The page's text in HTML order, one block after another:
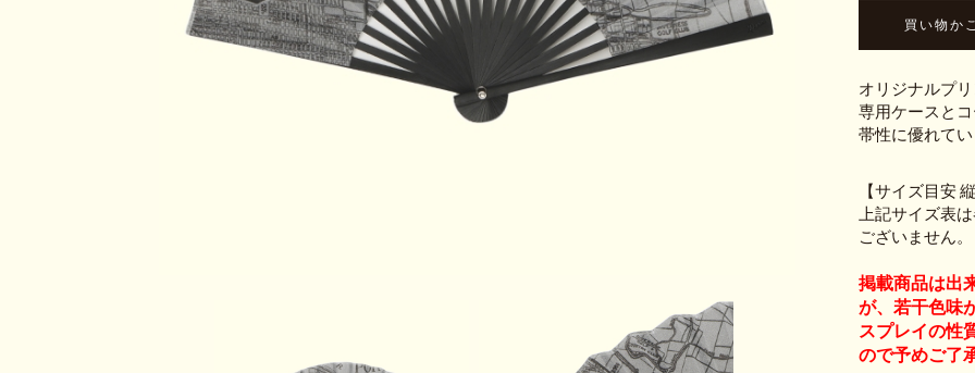
オリジナルプ
専用ケースと
帯性に優れて
【サイズ目安
上記サイズ表
ございません。
掲載商品は出
が、若干色味
スプレイの性
ので予めご了